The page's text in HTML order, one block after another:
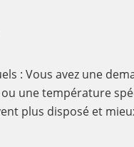
: Vous avez une
une température
plus disposé et